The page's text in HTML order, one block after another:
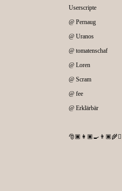
Userscripte
@ Pernaug
@ Uranos
@ tomatenschaf
@ Loren
@ Scram
@ fee
@ Erklärbär